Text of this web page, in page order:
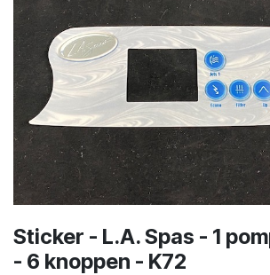
Sticker - L.A. Spas - 1
- 6 knoppen - K72